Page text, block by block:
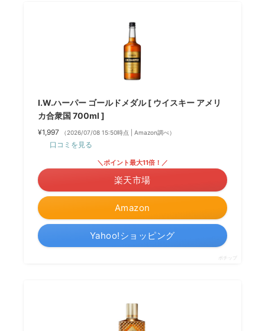
I.W.ハーパー ゴールドメダル [ ウイスキー アメリ
カ合衆国 700ml ]
¥1,997 （2026/07/08 15:50時点 | Amazon調べ）
口コミを見る
Amazon
＼ポイント最大11倍！／
楽天市場
Yahoo!ショッピング
ポチップ